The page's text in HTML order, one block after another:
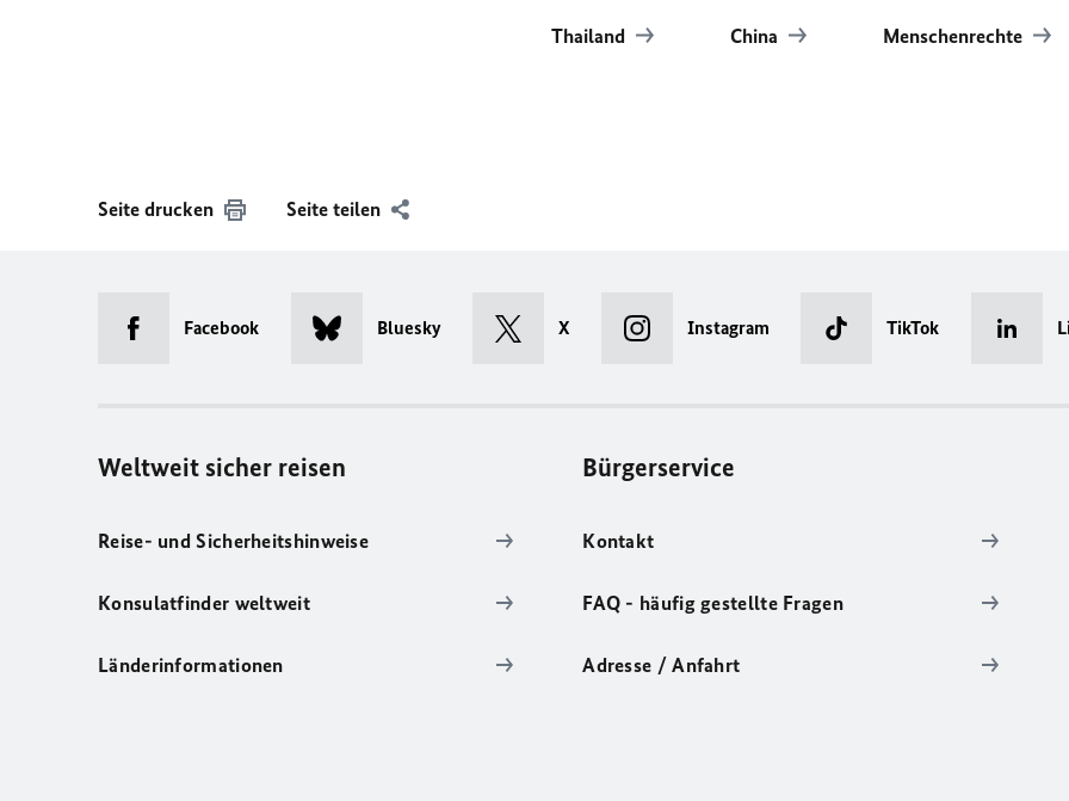
Thailand China Menschenrechte
Seite drucken Seite teilen
Facebook Bluesky X Instagram TikTok
Weltweit sicher reisen
Reise- und Sicherheitshinweise
Konsulatfinder weltweit
Länderinformationen
Bürgerservice
Kontakt
FAQ - häufig gestellte Fragen
Adresse / Anfahrt